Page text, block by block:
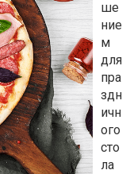
ше
ние
м
для
пра
здн
ичн
ого
сто
ла